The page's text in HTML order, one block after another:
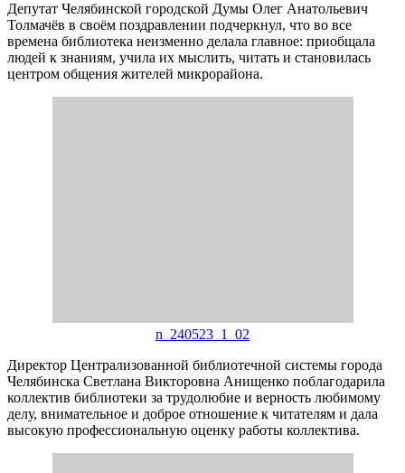
Депутат Челябинской городской Думы Олег Анатольевич
Толмачёв в своём поздравлении подчеркнул, что во все
времена библиотека неизменно делала главное: приобщала
людей к знаниям, учила их мыслить, читать и становилась
центром общения жителей микрорайона.
n_240523_1_02
Директор Централизованной библиотечной системы города
Челябинска Светлана Викторовна Анищенко поблагодарила
коллектив библиотеки за трудолюбие и верность любимому
делу, внимательное и доброе отношение к читателям и дала
высокую профессиональную оценку работы коллектива.